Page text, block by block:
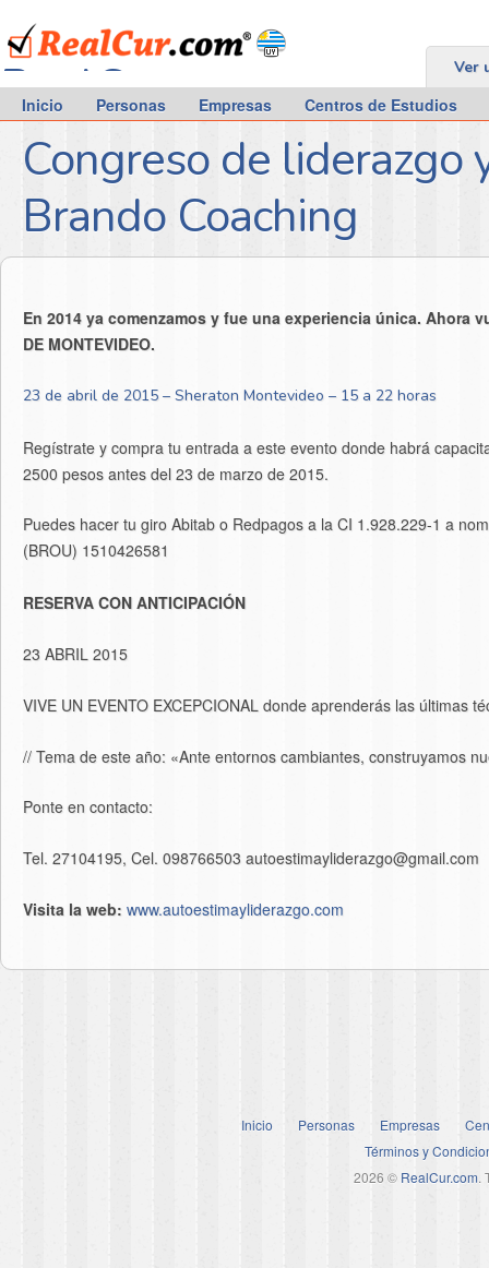
RealCur.com Ver
Inicio Personas Empresas Centros de Estudios
Congreso de liderazgo
Brando Coaching
En 2014 ya comenzamos y fue una experiencia única. Ahora
DE MONTEVIDEO.
23 de abril de 2015 – Sheraton Montevideo – 15 a 22 horas
Regístrate y compra tu entrada a este evento donde habrá
2500 pesos antes del 23 de marzo de 2015.
Puedes hacer tu giro Abitab o Redpagos a la CI 1.928.229-1 a
(BROU) 1510426581
RESERVA CON ANTICIPACIÓN
23 ABRIL 2015
VIVE UN EVENTO EXCEPCIONAL donde aprenderás las últimas
// Tema de este año: «Ante entornos cambiantes, construyamos
Ponte en contacto:
Tel. 27104195, Cel. 098766503 autoestimayliderazgo@gmail.com
Visita la web: www.autoestimayliderazgo.com
Inicio Personas Empresas
Términos y
2026 © RealCur.com.